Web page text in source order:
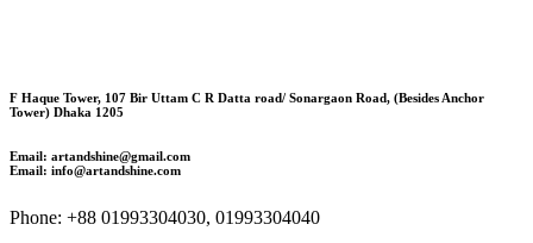
F Haque Tower, 107 Bir Uttam C R Datta road/ Sonargaon Road, (Besides Anchor
Tower) Dhaka 1205
Email: artandshine@gmail.com
Email: info@artandshine.com
Phone: +88 01993304030, 01993304040